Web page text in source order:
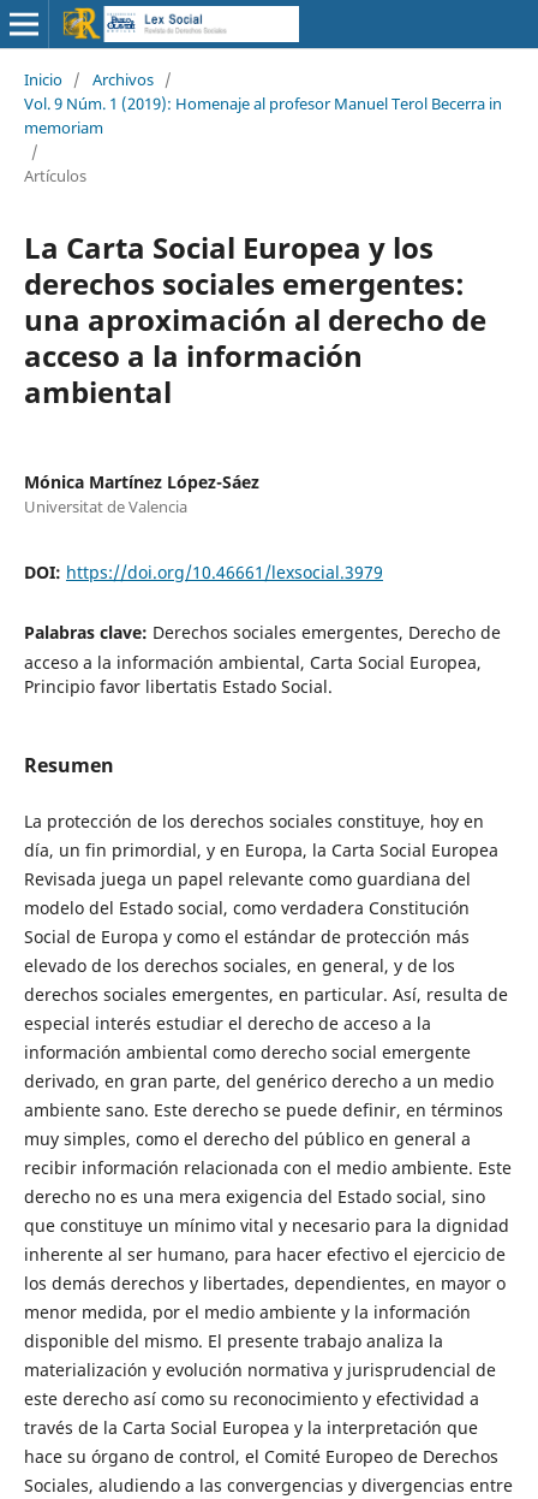
Inicio / Archivos /
Vol. 9 Núm. 1 (2019): Homenaje al profesor Manuel Terol Becerra in
memoriam
/
Artículos
La Carta Social Europea y los
derechos sociales emergentes:
una aproximación al derecho de
acceso a la información
ambiental
Mónica Martínez López-Sáez
Universitat de Valencia
DOI: https://doi.org/10.46661/lexsocial.3979
Palabras clave: Derechos sociales emergentes, Derecho de
acceso a la información ambiental, Carta Social Europea,
Principio favor libertatis Estado Social.
Resumen
La protección de los derechos sociales constituye, hoy en
día, un fin primordial, y en Europa, la Carta Social Europea
Revisada juega un papel relevante como guardiana del
modelo del Estado social, como verdadera Constitución
Social de Europa y como el estándar de protección más
elevado de los derechos sociales, en general, y de los
derechos sociales emergentes, en particular. Así, resulta de
especial interés estudiar el derecho de acceso a la
información ambiental como derecho social emergente
derivado, en gran parte, del genérico derecho a un medio
ambiente sano. Este derecho se puede definir, en términos
muy simples, como el derecho del público en general a
recibir información relacionada con el medio ambiente. Este
derecho no es una mera exigencia del Estado social, sino
que constituye un mínimo vital y necesario para la dignidad
inherente al ser humano, para hacer efectivo el ejercicio de
los demás derechos y libertades, dependientes, en mayor o
menor medida, por el medio ambiente y la información
disponible del mismo. El presente trabajo analiza la
materialización y evolución normativa y jurisprudencial de
este derecho así como su reconocimiento y efectividad a
través de la Carta Social Europea y la interpretación que
hace su órgano de control, el Comité Europeo de Derechos
Sociales, aludiendo a las convergencias y divergencias entre